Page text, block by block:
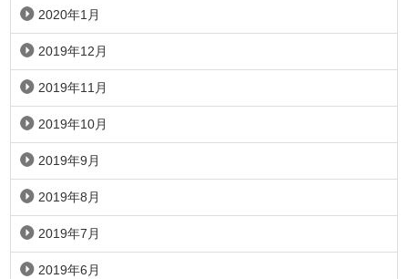
2020年1月
2019年12月
2019年11月
2019年10月
2019年9月
2019年8月
2019年7月
2019年6月